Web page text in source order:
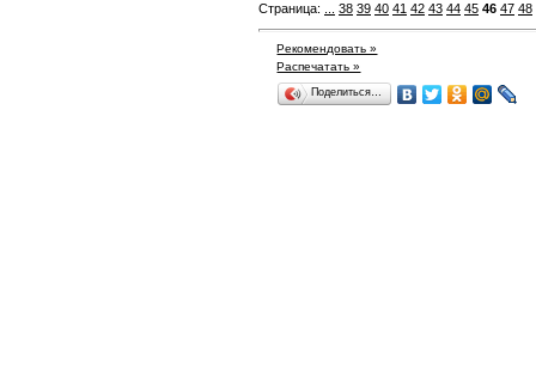
Страница: 38 39 40 41 42 43 44 45 46 47 48
Рекомендовать »
Распечатать »
Поделиться…